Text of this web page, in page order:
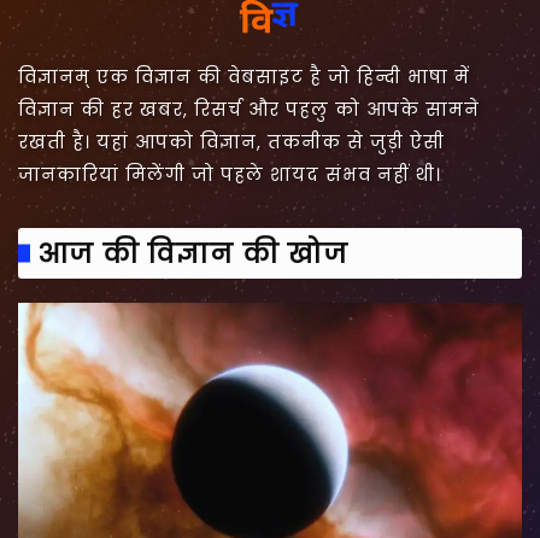
विज्ञानम् एक विज्ञान की वेबसाइट है जो हिन्दी भाषा में
विज्ञान की हर खबर, रिसर्च और पहलु को आपके सामने
रखती है। यहां आपको विज्ञान, तकनीक से जुड़ी ऐसी
जानकारियां मिलेंगी जो पहले शायद संभव नहीं थी।
आज की विज्ञान की खोज